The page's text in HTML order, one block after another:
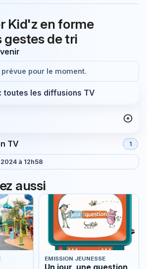
Kid'z en forme
gestes de tri
pour le moment.
toutes les diffusions TV
TV 1
à 12h58
aussi
EMISSION JEUNESSE